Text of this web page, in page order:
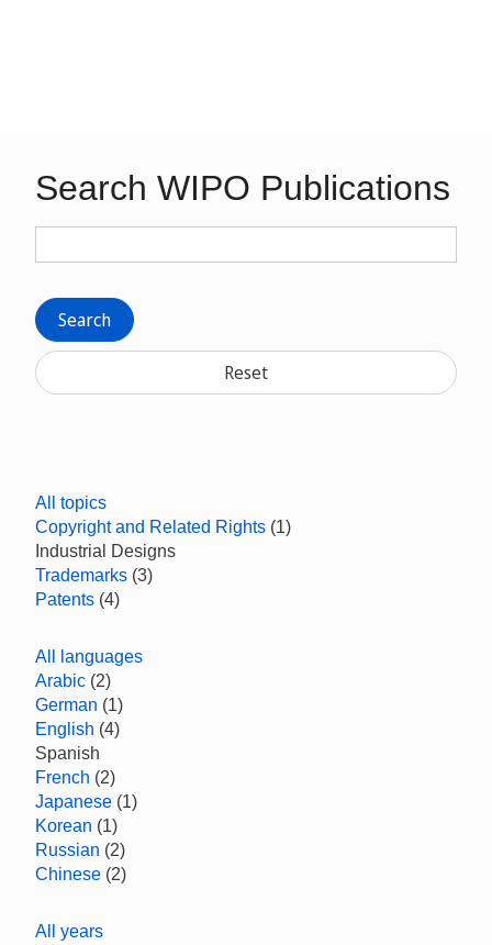
Search WIPO Publications
Search
Reset
All topics
Copyright and Related Rights (1)
Industrial Designs
Trademarks (3)
Patents (4)
All languages
Arabic (2)
German (1)
English (4)
Spanish
French (2)
Japanese (1)
Korean (1)
Russian (2)
Chinese (2)
All years